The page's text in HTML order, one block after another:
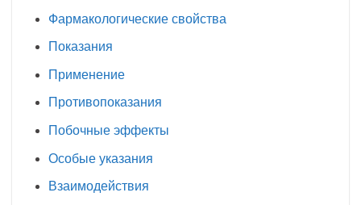
Фармакологические свойства
Показания
Применение
Противопоказания
Побочные эффекты
Особые указания
Взаимодействия